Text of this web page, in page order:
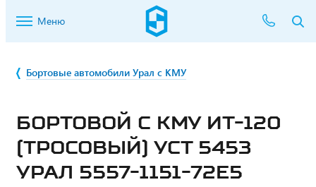
Меню
Бортовые автомобили Урал с КМУ
БОРТОВОЙ С КМУ ИТ-120
(ТРОСОВЫЙ) УСТ 5453
УРАЛ 5557-1151-72Е5